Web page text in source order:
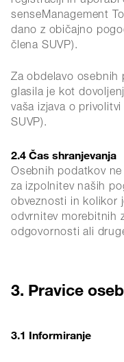
senseManagement
dano z običajno
člena SUVP).
Za obdelavo osebnih
glasila je kot
vaša izjava o
SUVP).
2.4 Čas shranjevanja
Osebnih podatkov
za izpolnitev naših
obveznosti in kolikor
odvrnitev morebitnih
odgovornosti ali
3. Pravice
3.1 Informiranje